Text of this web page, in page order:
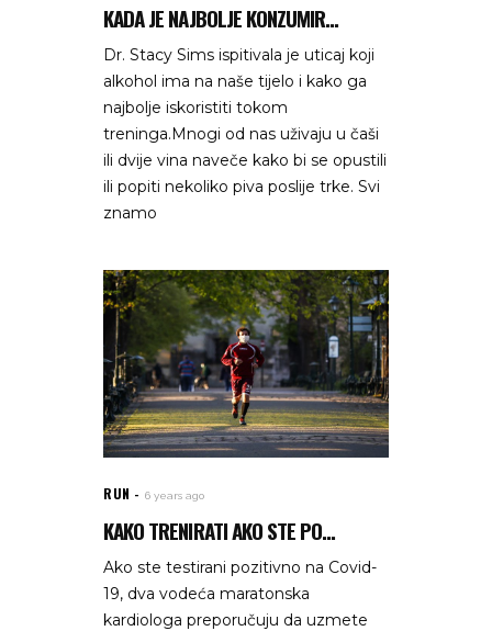
KADA JE NAJBOLJE KONZUMIR...
Dr. Stacy Sims ispitivala je uticaj koji
alkohol ima na naše tijelo i kako ga
najbolje iskoristiti tokom
treninga.Mnogi od nas uživaju u čaši
ili dvije vina naveče kako bi se opustili
ili popiti nekoliko piva poslije trke. Svi
znamo
RUN 6 years ago
KAKO TRENIRATI AKO STE PO...
Ako ste testirani pozitivno na Covid-
19, dva vodeća maratonska
kardiologa preporučuju da uzmete